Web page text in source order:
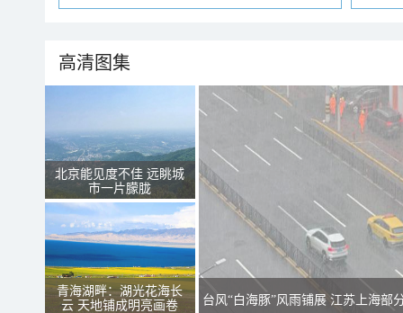
高清图集
北京能见度不佳 远眺城
市一片朦胧
青海湖畔：湖光花海长
云 天地铺成明亮画卷
台风“白海豚”风雨铺展 江苏上海部